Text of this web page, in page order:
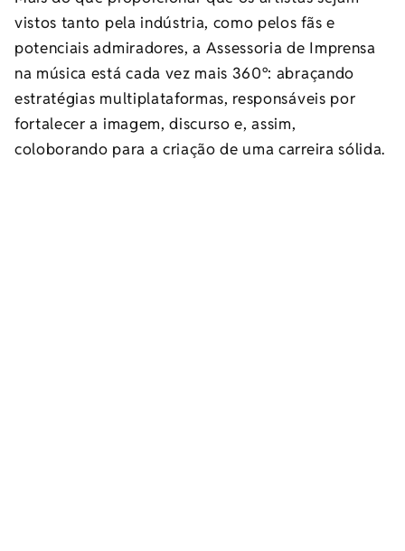
vistos tanto pela indústria, como pelos fãs e
potenciais admiradores, a Assessoria de Imprensa
na música está cada vez mais 360º: abraçando
estratégias multiplataformas, responsáveis por
fortalecer a imagem, discurso e, assim,
coloborando para a criação de uma carreira sólida.